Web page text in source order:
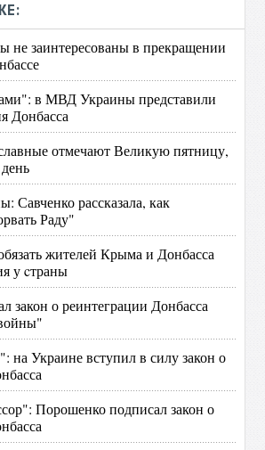
не заинтересованы в прекращении
в МВД Украины представили
Донбасса
отмечают Великую пятницу,
Савченко рассказала, как
Раду"
жителей Крыма и Донбасса
у cтраны
закон о реинтеграции Донбасса
на Украине вступил в силу закон о
Порошенко подписал закон о